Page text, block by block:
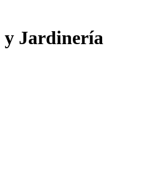
y Jardinería